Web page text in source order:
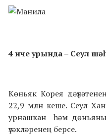
4 нче урында – Сеул
Көньяк Корея
22,9 млн кеше. Сеул
урнашкан һәм
үзәкләренең берсе.